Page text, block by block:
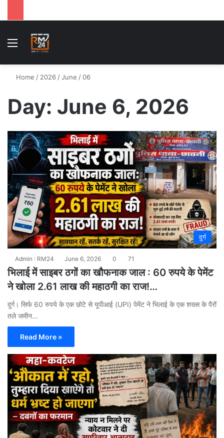
Menu
Home / 2026 /June /06
Day: June 6, 2026
दुर्ग
Admin : RM24 June 6, 2026 0 71
भिलाई में साइबर ठगों का खौफनाक जाल : 60 रुपये के पेमेंट
ने खोला 2.61 लाख की महाठगी का राज!…
दुर्ग। सिर्फ 60 रुपये के एक छोटे से यूपीआई (UPI) पेमेंट ने भिलाई के एक शख्स के पैरों
तले जमीन…
Read More »